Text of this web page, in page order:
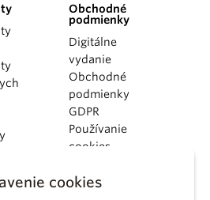
cookies
Obchodné
podmienky
Digitálne
vydanie
Obchodné
podmienky
GDPR
Používanie
cookies